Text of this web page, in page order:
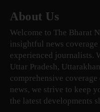
About Us
Welcome to The Bharat
insightful news
experienced journalists.
Uttar Pradesh,
comprehensive
news, we strive to keep
the latest developments